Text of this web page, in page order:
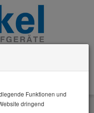
Funktionen und
dringend